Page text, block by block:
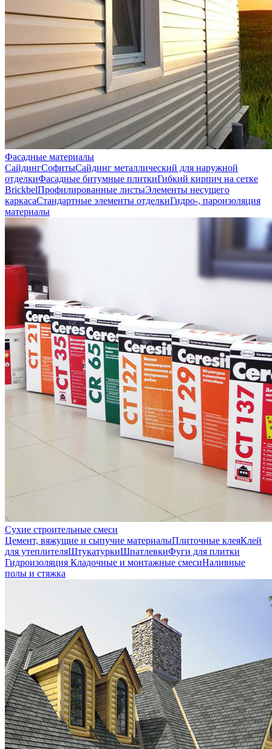
Фасадные материалы
СайдингСофитыСайдинг металлический для наружной
отделкиФасадные битумные плиткиГибкий кирпич на сетке
BrickbelПрофилированные листыЭлементы несущего
каркасаСтандартные элементы отделкиГидро-, пароизоляция
материалы
Сухие строительные смеси
Цемент, вяжущие и сыпучие материалыПлиточные клеяКлей
для утеплителяШтукатуркиШпатлевкиФуги для плитки
Гидроизоляция Кладочные и монтажные смесиНаливные
полы и стяжка